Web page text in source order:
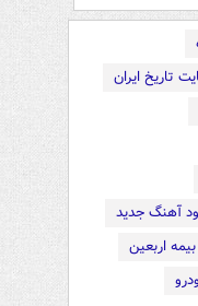
تاریخ ایران
آهنگ جدید
اربعین